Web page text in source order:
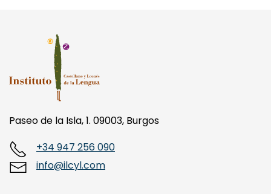
Paseo de la Isla, 1. 09003, Burgos
info@ilcyl.com